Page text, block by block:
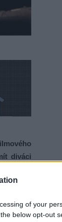
of your
below opt-out
diváci
debaty